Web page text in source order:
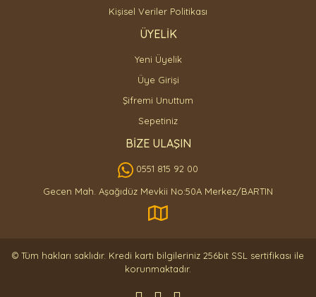
Kişisel Veriler Politikası
ÜYELİK
Yeni Üyelik
Üye Girişi
Şifremi Unuttum
Sepetiniz
BİZE ULAŞIN
0551 815 92 00
Gecen Mah. Aşağıdüz Mevkii No:50A Merkez/BARTIN
© Tüm hakları saklıdır. Kredi kartı bilgileriniz 256bit SSL sertifikası ile
korunmaktadır.